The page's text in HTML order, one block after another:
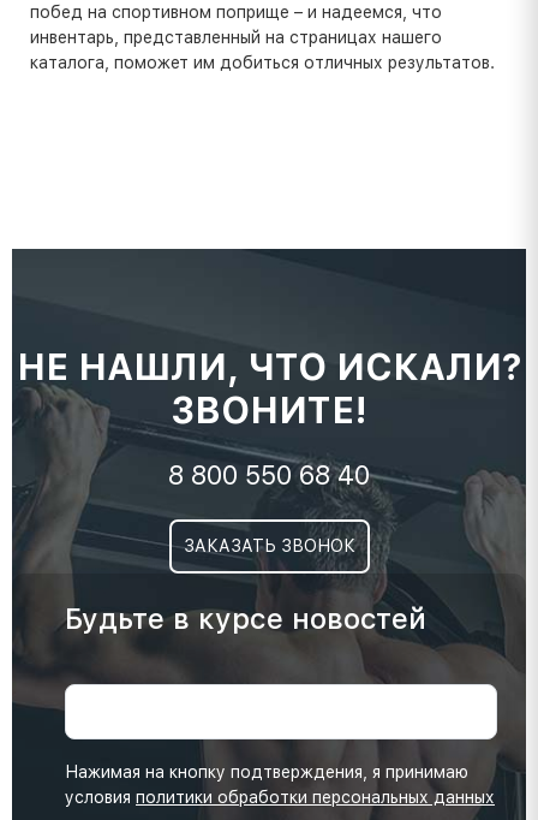
побед на спортивном поприще – и надеемся, что
инвентарь, представленный на страницах нашего
каталога, поможет им добиться отличных результатов.
НЕ НАШЛИ, ЧТО ИСКАЛИ?
ЗВОНИТЕ!
8 800 550 68 40
ЗАКАЗАТЬ ЗВОНОК
Будьте в курсе новостей
Нажимая на кнопку подтверждения, я принимаю
условия политики обработки персональных данных